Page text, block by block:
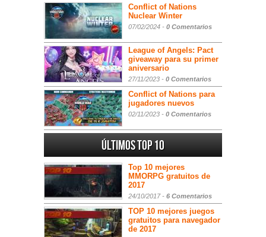
Conflict of Nations
Nuclear Winter
07/02/2024 - 0 Comentarios
League of Angels: Pact
giveaway para su primer
aniversario
27/11/2023 - 0 Comentarios
Conflict of Nations para
jugadores nuevos
02/11/2023 - 0 Comentarios
Últimos Top 10
Top 10 mejores
MMORPG gratuitos de
2017
24/10/2017 - 6 Comentarios
TOP 10 mejores juegos
gratuitos para navegador
de 2017